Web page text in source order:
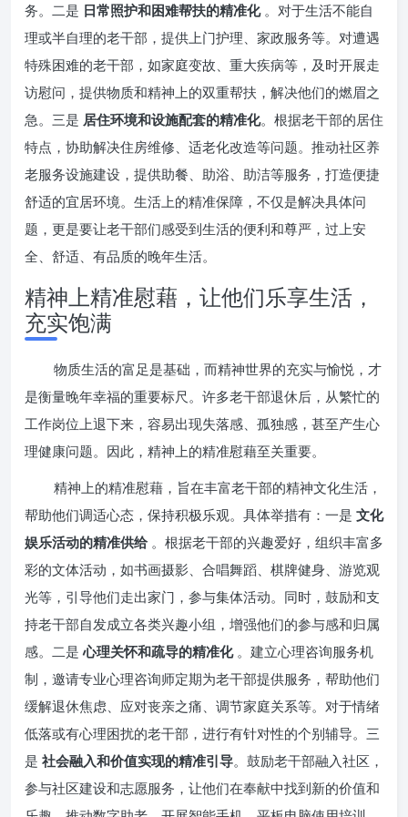
务。二是 日常照护和困难帮扶的精准化 。对于生活不能自
理或半自理的老干部，提供上门护理、家政服务等。对遭遇
特殊困难的老干部，如家庭变故、重大疾病等，及时开展走
访慰问，提供物质和精神上的双重帮扶，解决他们的燃眉之
急。三是 居住环境和设施配套的精准化。根据老干部的居住
特点，协助解决住房维修、适老化改造等问题。推动社区养
老服务设施建设，提供助餐、助浴、助洁等服务，打造便捷
舒适的宜居环境。生活上的精准保障，不仅是解决具体问
题，更是要让老干部们感受到生活的便利和尊严，过上安
全、舒适、有品质的晚年生活。
精神上精准慰藉，让他们乐享生活，
充实饱满
物质生活的富足是基础，而精神世界的充实与愉悦，才
是衡量晚年幸福的重要标尺。许多老干部退休后，从繁忙的
工作岗位上退下来，容易出现失落感、孤独感，甚至产生心
理健康问题。因此，精神上的精准慰藉至关重要。
精神上的精准慰藉，旨在丰富老干部的精神文化生活，
帮助他们调适心态，保持积极乐观。具体举措有：一是 文化
娱乐活动的精准供给 。根据老干部的兴趣爱好，组织丰富多
彩的文体活动，如书画摄影、合唱舞蹈、棋牌健身、游览观
光等，引导他们走出家门，参与集体活动。同时，鼓励和支
持老干部自发成立各类兴趣小组，增强他们的参与感和归属
感。二是 心理关怀和疏导的精准化 。建立心理咨询服务机
制，邀请专业心理咨询师定期为老干部提供服务，帮助他们
缓解退休焦虑、应对丧亲之痛、调节家庭关系等。对于情绪
低落或有心理困扰的老干部，进行有针对性的个别辅导。三
是 社会融入和价值实现的精准引导。鼓励老干部融入社区，
参与社区建设和志愿服务，让他们在奉献中找到新的价值和